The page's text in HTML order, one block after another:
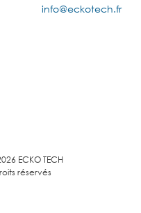
info@eckotech.fr
ECKO TECH
réservés